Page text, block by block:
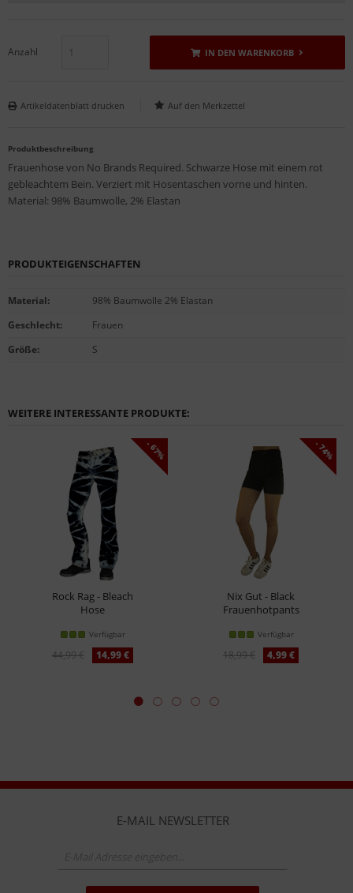
Anzahl IN DEN WARENKORB
Artikeldatenblatt drucken
Produktbeschreibung
Frauenhose von No Brands Required. Schwarze Hose mit einem rot
gebleachtem Bein. Verziert mit Hosentaschen vorne und hinten.
Material: 98% Baumwolle, 2% Elastan
PRODUKTEIGENSCHAFTEN
Material:
98% Baumwolle 2% Elastan
Geschlecht:
Frauen
Größe: S
WEITERE INTERESSANTE PRODUKTE:
Rock Rag - Bleach
Hose
Verfügbar
44,99 € 14,99 €
- 67%
Nix Gut - Black
Frauenhotpants
Verfügbar
18,99 € 4,99 €
- 74%
E-MAIL NEWSLETTER